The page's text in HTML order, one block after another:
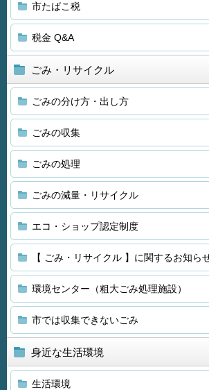
市たばこ税
税金 Q&A
ごみ・リサイクル
ごみの分け方・出し方
ごみの収集
ごみの処理
ごみの減量・リサイクル
エコ・ショップ認定制度
【 ごみ・リサイクル 】に関するお知ら
環境センター（粗大ごみ処理施設）
市では収集できないごみ
身近な生活環境
生活環境